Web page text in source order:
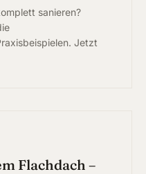
sanieren?
Jetzt
Flachdach –